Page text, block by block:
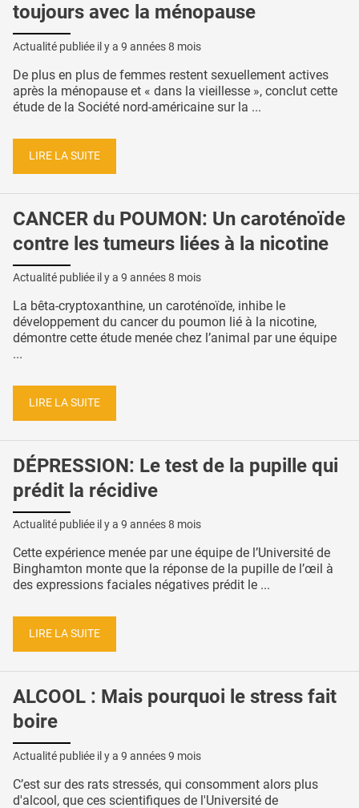
toujours avec la ménopause
Actualité publiée il y a 9 années 8 mois
De plus en plus de femmes restent sexuellement actives
après la ménopause et « dans la vieillesse », conclut cette
étude de la Société nord-américaine sur la ...
LIRE LA SUITE
CANCER du POUMON: Un caroténoïde
contre les tumeurs liées à la nicotine
Actualité publiée il y a 9 années 8 mois
La bêta-cryptoxanthine, un caroténoïde, inhibe le
développement du cancer du poumon lié à la nicotine,
démontre cette étude menée chez l’animal par une équipe
...
LIRE LA SUITE
DÉPRESSION: Le test de la pupille qui
prédit la récidive
Actualité publiée il y a 9 années 8 mois
Cette expérience menée par une équipe de l’Université de
Binghamton monte que la réponse de la pupille de l’œil à
des expressions faciales négatives prédit le ...
LIRE LA SUITE
ALCOOL : Mais pourquoi le stress fait
boire
Actualité publiée il y a 9 années 9 mois
C’est sur des rats stressés, qui consomment alors plus
d'alcool, que ces scientifiques de l'Université de